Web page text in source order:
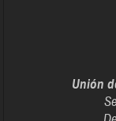
Unión